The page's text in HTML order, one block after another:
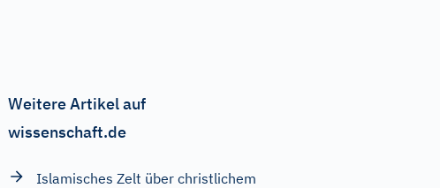
Weitere Artikel auf
wissenschaft.de
Islamisches Zelt über christlichem